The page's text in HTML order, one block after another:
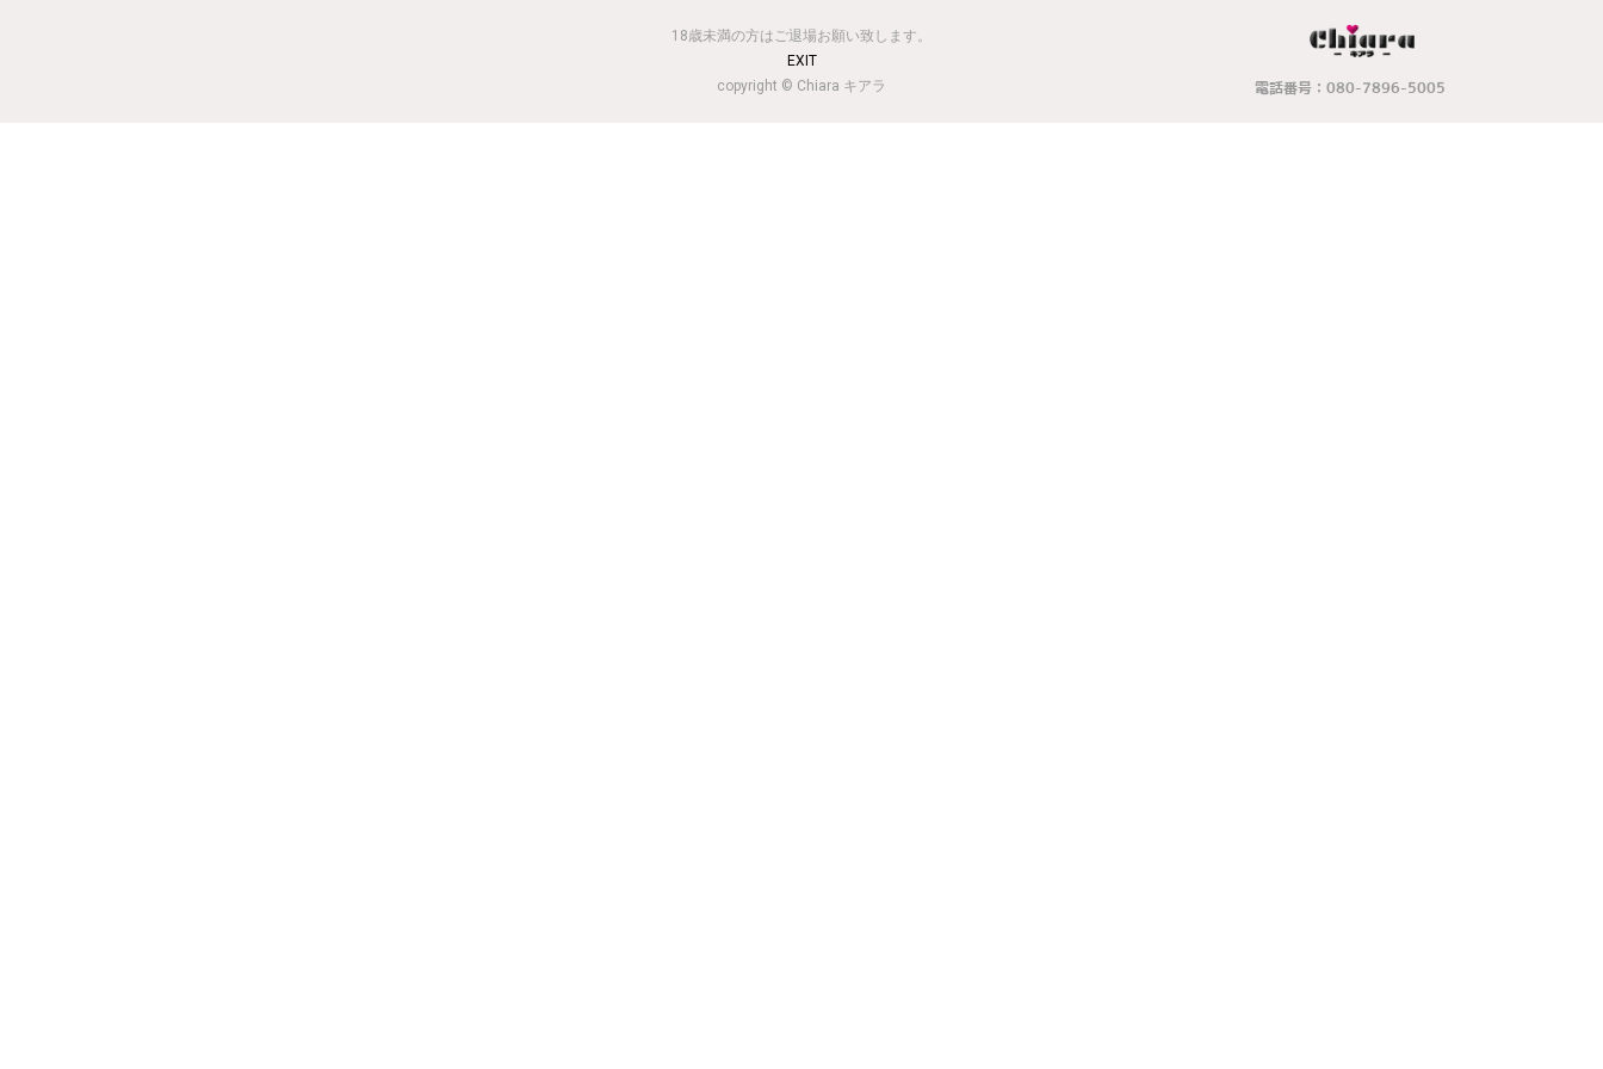
18歳未満の方はご退場お願い致します。
EXIT
copyright © Chiara キアラ
電話番号：080-7896-5005